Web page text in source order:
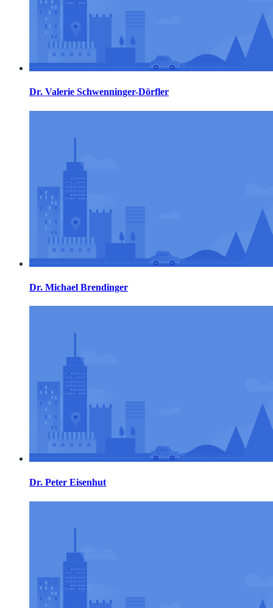
Dr. Valerie Schwenninger-Dörfler
Dr. Michael Brendinger
Dr. Peter Eisenhut